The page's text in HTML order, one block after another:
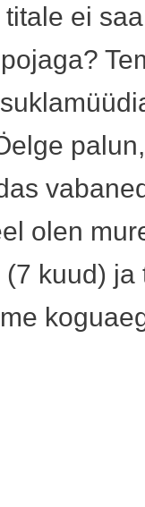
ei
olen
kuud) ja